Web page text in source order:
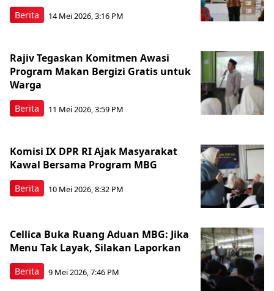
Berita 14 Mei 2026, 3:16 PM
Berita
Rajiv Tegaskan Komitmen Awasi
Program Makan Bergizi Gratis untuk
Warga
11 Mei 2026, 3:59 PM
Berita
Komisi IX DPR RI Ajak Masyarakat
Kawal Bersama Program MBG
10 Mei 2026, 8:32 PM
Berita
Cellica Buka Ruang Aduan MBG: Jika
Menu Tak Layak, Silakan Laporkan
9 Mei 2026, 7:46 PM